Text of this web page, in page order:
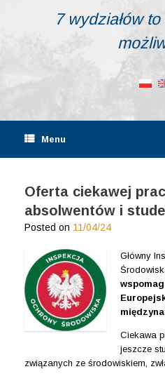
7 wydziałów
Menu
Oferta ciekawej
absolwentów i
Posted on 11/04/24
Główny
Ciekawa
jeszcze
związanych ze środowiskiem,